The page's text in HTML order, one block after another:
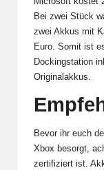
Bei zwei Stück
zwei Akkus mit
Euro. Somit ist
Dockingstation
Originalakkus.
Bevor ihr euch
Xbox besorgt,
zertifiziert ist.